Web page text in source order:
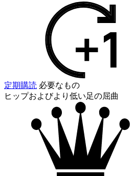
定期購読 必要なもの
ヒップおよびより低い足の屈曲